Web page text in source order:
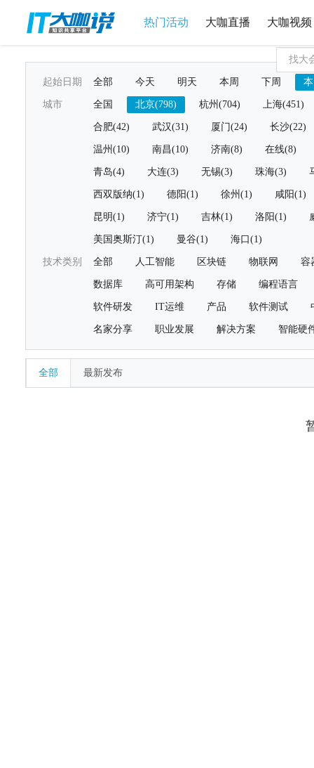
热门活动 大咖直播 大咖视频
起始日期 全部 今天 明天 本周 下周
城市 全国 北京(798) 杭州(704) 上海(451)
合肥(42) 武汉(31) 厦门(24) 长沙(22)
温州(10) 南昌(10) 济南(8) 在线(8)
青岛(4) 大连(3) 无锡(3) 珠海(3)
西双版纳(1) 德阳(1) 徐州(1) 咸阳(1)
昆明(1) 济宁(1) 吉林(1) 洛阳(1)
美国奥斯汀(1) 曼谷(1) 海口(1)
技术类别 全部 人工智能 区块链 物联网 容
数据库 高可用架构 存储 编程语言
软件研发 IT运维 产品 软件测试
名家分享 职业发展 解决方案 智能硬
全部 最新发布